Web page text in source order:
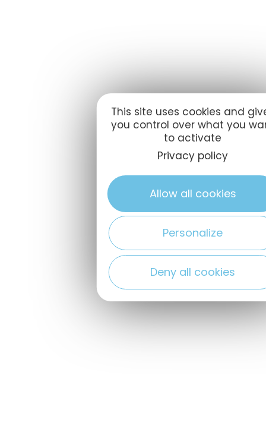
This site uses cookies and
you control over what you
to activate
Privacy policy
Allow all cookies
Personalize
Deny all cookies